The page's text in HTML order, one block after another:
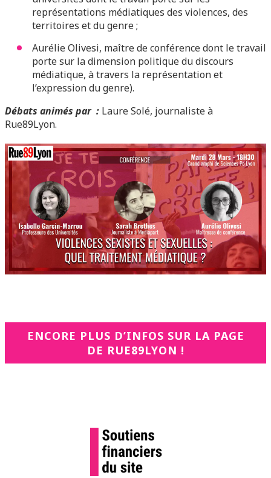
représentations médiatiques des violences, des
territoires et du genre ;
Aurélie Olivesi, maître de conférence dont le travail
porte sur la dimension politique du discours
médiatique, à travers la représentation et
l’expression du genre).
Débats animés par : Laure Solé, journaliste à
Rue89Lyon.
ENCORE PLUS D’INFOS SUR LA PAGE
DE RUE89LYON !